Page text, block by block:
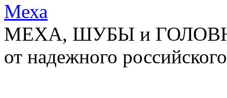
МЕХА, ШУБЫ и
от надежного